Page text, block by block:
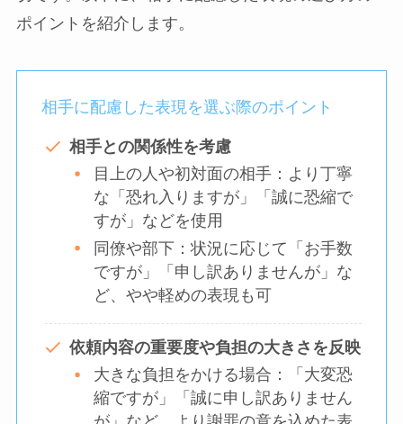
ポイントを紹介します。
相手に配慮した表現を選ぶ際のポイント
相手との関係性を考慮
目上の人や初対面の相手：より丁寧
な「恐れ入りますが」「誠に恐縮で
すが」などを使用
同僚や部下：状況に応じて「お手数
ですが」「申し訳ありませんが」な
ど、やや軽めの表現も可
依頼内容の重要度や負担の大きさを反映
大きな負担をかける場合：「大変恐
縮ですが」「誠に申し訳ありません